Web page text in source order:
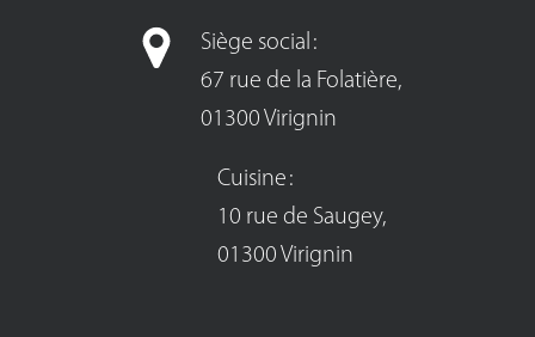
Siège social :
67 rue de la Folatière,
01300 Virignin
Cuisine :
10 rue de Saugey,
01300 Virignin